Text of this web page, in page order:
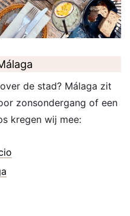
de stad? Málaga zit
zonsondergang of een
kregen wij mee: